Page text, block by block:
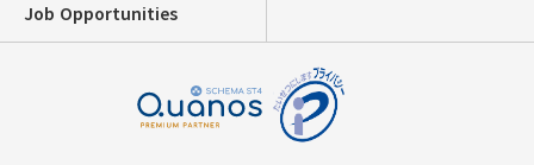
Job Opportunities